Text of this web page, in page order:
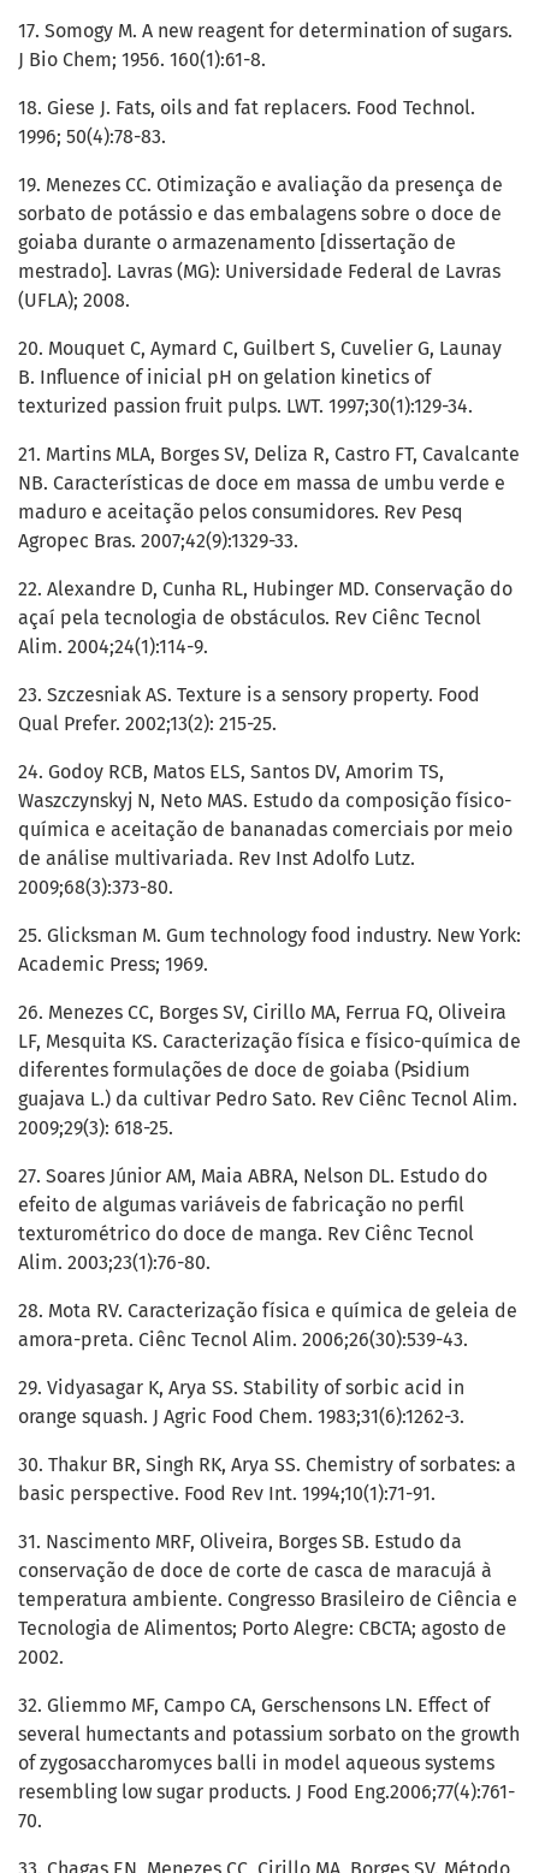
17. Somogy M. A new reagent for determination of sugars.
J Bio Chem; 1956. 160(1):61-8.
18. Giese J. Fats, oils and fat replacers. Food Technol.
1996; 50(4):78-83.
19. Menezes CC. Otimização e avaliação da presença de
sorbato de potássio e das embalagens sobre o doce de
goiaba durante o armazenamento [dissertação de
mestrado]. Lavras (MG): Universidade Federal de Lavras
(UFLA); 2008.
20. Mouquet C, Aymard C, Guilbert S, Cuvelier G, Launay
B. Influence of inicial pH on gelation kinetics of
texturized passion fruit pulps. LWT. 1997;30(1):129-34.
21. Martins MLA, Borges SV, Deliza R, Castro FT, Cavalcante
NB. Características de doce em massa de umbu verde e
maduro e aceitação pelos consumidores. Rev Pesq
Agropec Bras. 2007;42(9):1329-33.
22. Alexandre D, Cunha RL, Hubinger MD. Conservação do
açaí pela tecnologia de obstáculos. Rev Ciênc Tecnol
Alim. 2004;24(1):114-9.
23. Szczesniak AS. Texture is a sensory property. Food
Qual Prefer. 2002;13(2): 215-25.
24. Godoy RCB, Matos ELS, Santos DV, Amorim TS,
Waszczynskyj N, Neto MAS. Estudo da composição físico-
química e aceitação de bananadas comerciais por meio
de análise multivariada. Rev Inst Adolfo Lutz.
2009;68(3):373-80.
25. Glicksman M. Gum technology food industry. New York:
Academic Press; 1969.
26. Menezes CC, Borges SV, Cirillo MA, Ferrua FQ, Oliveira
LF, Mesquita KS. Caracterização física e físico-química de
diferentes formulações de doce de goiaba (Psidium
guajava L.) da cultivar Pedro Sato. Rev Ciênc Tecnol Alim.
2009;29(3): 618-25.
27. Soares Júnior AM, Maia ABRA, Nelson DL. Estudo do
efeito de algumas variáveis de fabricação no perfil
texturométrico do doce de manga. Rev Ciênc Tecnol
Alim. 2003;23(1):76-80.
28. Mota RV. Caracterização física e química de geleia de
amora-preta. Ciênc Tecnol Alim. 2006;26(30):539-43.
29. Vidyasagar K, Arya SS. Stability of sorbic acid in
orange squash. J Agric Food Chem. 1983;31(6):1262-3.
30. Thakur BR, Singh RK, Arya SS. Chemistry of sorbates: a
basic perspective. Food Rev Int. 1994;10(1):71-91.
31. Nascimento MRF, Oliveira, Borges SB. Estudo da
conservação de doce de corte de casca de maracujá à
temperatura ambiente. Congresso Brasileiro de Ciência e
Tecnologia de Alimentos; Porto Alegre: CBCTA; agosto de
2002.
32. Gliemmo MF, Campo CA, Gerschensons LN. Effect of
several humectants and potassium sorbato on the growth
of zygosaccharomyces balli in model aqueous systems
resembling low sugar products. J Food Eng.2006;77(4):761-
70.